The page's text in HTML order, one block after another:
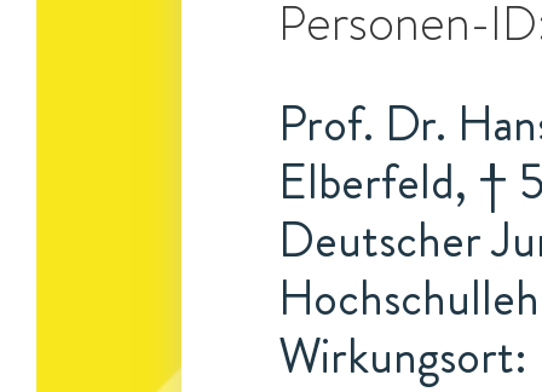
Personen-
Prof. Dr.
Elberfeld, †
Deutscher
Wirkungsort: